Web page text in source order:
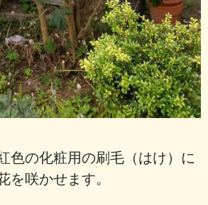
色の化粧用の刷毛（はけ）に
を咲かせます。